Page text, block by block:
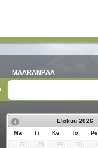
MÄÄRÄNPÄÄ
Elokuu 2026
Ma Ti Ke To
Pe
27
28 29 30